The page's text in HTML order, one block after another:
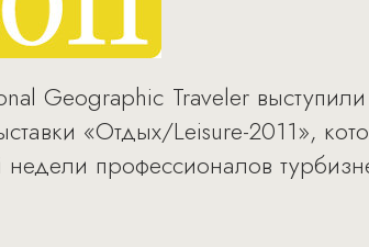
Geographic Traveler
«Отдых/Leisure-2011»,
профессионалов